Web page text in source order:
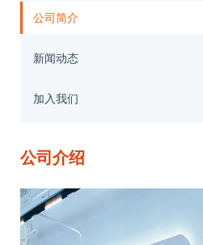
公司简介
新闻动态
加入我们
公司介绍